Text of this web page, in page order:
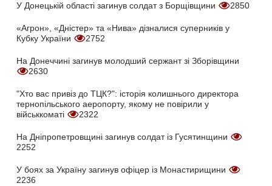
У Донецькій області загинув солдат з Борщівщини 2850
«Агрон», «Дністер» та «Нива» дізналися суперників у
Кубку України
2752
На Донеччині загинув молодший сержант зі Зборівщини
2630
"Хто вас привіз до ТЦК?": історія колишнього директора
тернопільського аеропорту, якому не повірили у
військкоматі
2322
На Дніпропетровщині загинув солдат із Гусятинщини
2252
У боях за Україну загинув офіцер із Монастирищини
2236